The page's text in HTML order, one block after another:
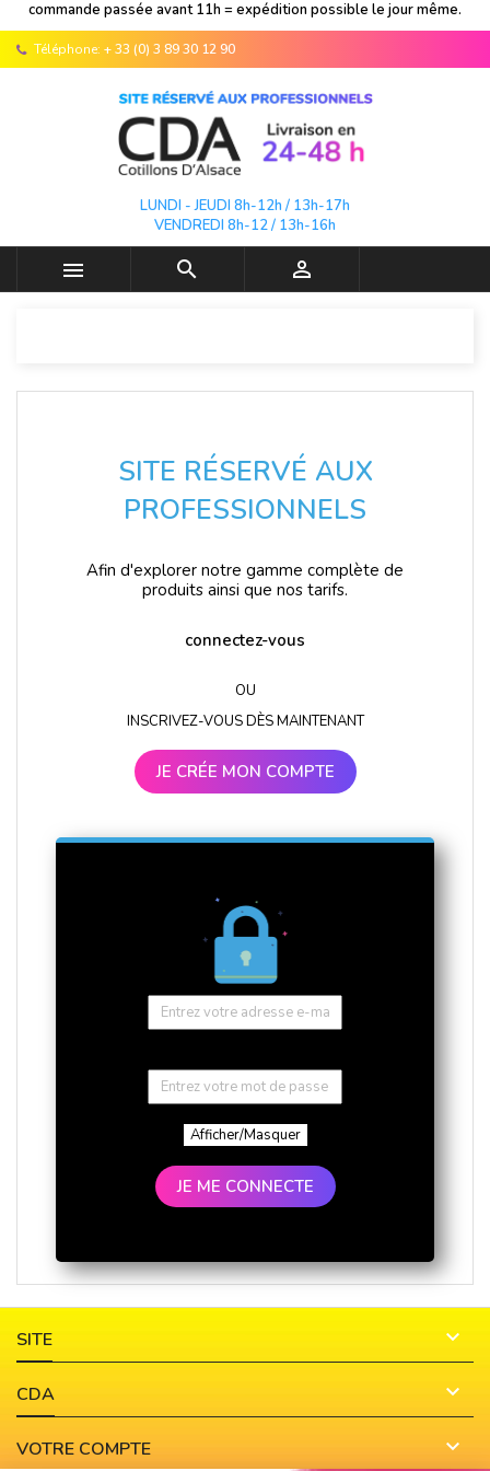
commande passée avant 11h = expédition possible le jour même.
Téléphone: + 33 (0) 3 89 30 12 90
LUNDI - JEUDI 8h-12h / 13h-17h
VENDREDI 8h-12 / 13h-16h
  
SITE RÉSERVÉ AUX
PROFESSIONNELS
Afin d'explorer notre gamme complète de
produits ainsi que nos tarifs.
connectez-vous
OU
INSCRIVEZ-VOUS DÈS MAINTENANT
JE CRÉE MON COMPTE
Afficher/Masquer
JE ME CONNECTE
SITE 
CDA 
VOTRE COMPTE 